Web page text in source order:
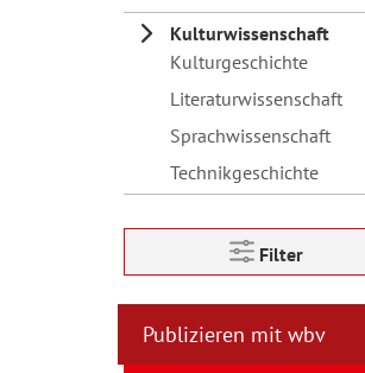
Kulturwissenschaft
Kulturgeschichte
Literaturwissenschaft
Sprachwissenschaft
Technikgeschichte
Filter
Publizieren mit wbv